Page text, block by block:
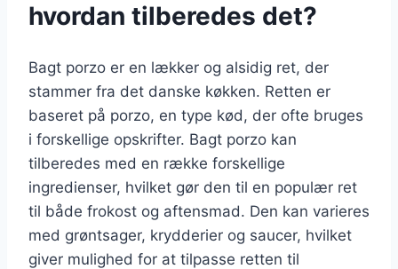
hvordan tilberedes det?
Bagt porzo er en lækker og alsidig ret, der
stammer fra det danske køkken. Retten er
baseret på porzo, en type kød, der ofte bruges
i forskellige opskrifter. Bagt porzo kan
tilberedes med en række forskellige
ingredienser, hvilket gør den til en populær ret
til både frokost og aftensmad. Den kan varieres
med grøntsager, krydderier og saucer, hvilket
giver mulighed for at tilpasse retten til